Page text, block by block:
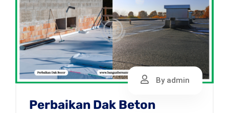
By admin
Perbaikan Dak Beton